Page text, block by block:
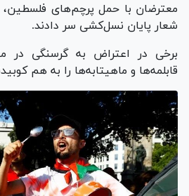
معترضان با حمل پرچم‌های
شعار پایان نسل‌کشی سر دادند.
برخی در اعتراض به گرسنگی در
قابلمه‌ها و ماهیتابه‌ها را به هم